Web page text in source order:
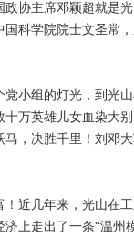
协主席邓颖超就是
科学院院士文圣常
小组的灯光，到光
万英雄儿女血染大
，决胜千里！刘邓
几年来，光山在工
上走出了一条“温州